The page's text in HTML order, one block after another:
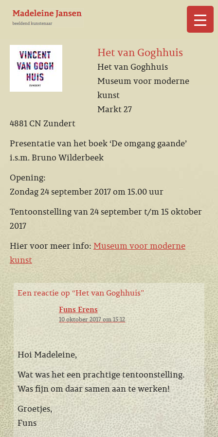
Het van Goghhuis
Het van Goghhuis
Museum voor moderne
kunst
Markt 27
4881 CN Zundert
Presentatie van het boek ‘De omgang gaande’
i.s.m. Bruno Wilderbeek
Opening:
Zondag 24 september 2017 om 15.00 uur
Tentoonstelling van 24 september t/m 15 oktober
2017
Hier voor meer info: Museum voor moderne
kunst
Een reactie op “Het van Goghhuis”
Funs Erens
10 oktober 2017 om 15:12
Hoi Madeleine,
Wat was het een prachtige tentoonstelling.
Was fijn om daar samen aan te werken!
Groetjes,
Funs